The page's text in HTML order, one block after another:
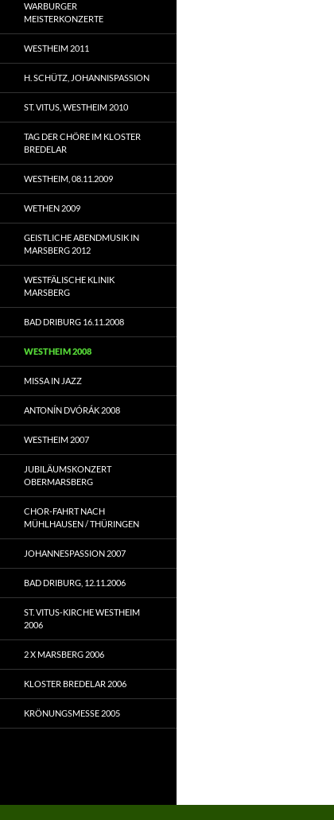
WARBURGER
MEISTERKONZERTE
WESTHEIM 2011
H. SCHÜTZ, JOHANNISPASSION
ST. VITUS, WESTHEIM 2010
TAG DER CHÖRE IM KLOSTER
BREDELAR
WESTHEIM, 08.11.2009
WETHEN 2009
GEISTLICHE ABENDMUSIK IN
MARSBERG 2012
WESTFÄLISCHE KLINIK
MARSBERG
BAD DRIBURG 16.11.2008
WESTHEIM 2008
MISSA IN JAZZ
ANTONÍN DVÓRÁK 2008
WESTHEIM 2007
JUBILÄUMSKONZERT
OBERMARSBERG
CHOR-FAHRT NACH
MÜHLHAUSEN / THÜRINGEN
JOHANNESPASSION 2007
BAD DRIBURG, 12.11.2006
ST. VITUS-KIRCHE WESTHEIM
2006
2 X MARSBERG 2006
KLOSTER BREDELAR 2006
KRÖNUNGSMESSE 2005